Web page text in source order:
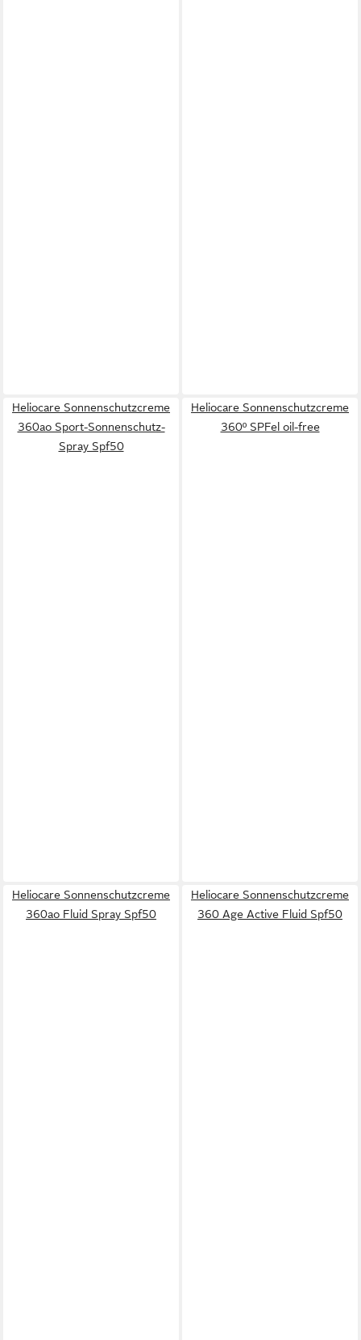
Heliocare Sonnenschutzcreme
360ao Sport-Sonnenschutz-
Spray Spf50
Heliocare Sonnenschutzcreme
360º SPFel oil-free
Heliocare Sonnenschutzcreme
360ao Fluid Spray Spf50
Heliocare Sonnenschutzcreme
360 Age Active Fluid Spf50